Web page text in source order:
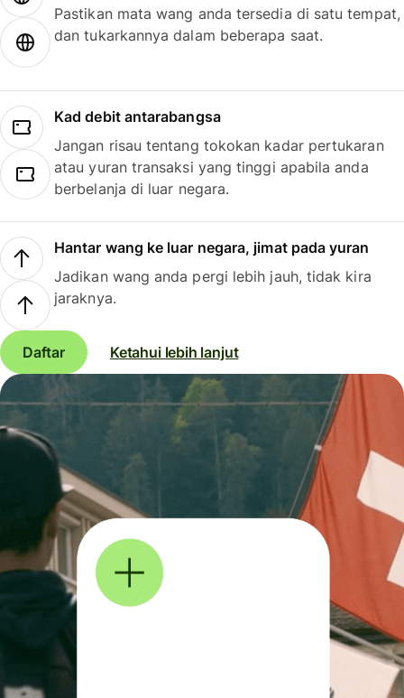
Pastikan mata wang anda tersedia di satu tempat,
dan tukarkannya dalam beberapa saat.
Kad debit antarabangsa
Jangan risau tentang tokokan kadar pertukaran
atau yuran transaksi yang tinggi apabila anda
berbelanja di luar negara.
Hantar wang ke luar negara, jimat pada yuran
Jadikan wang anda pergi lebih jauh, tidak kira
jaraknya.
Daftar Ketahui lebih lanjut